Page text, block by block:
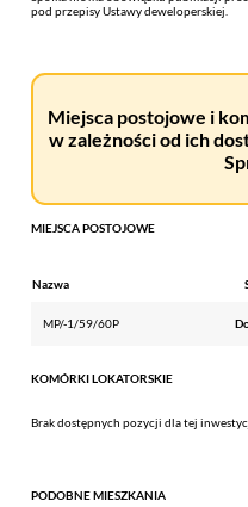
pod przepisy Ustawy deweloperskiej.
Miejsca postojowe i
w zależności od ich
MIEJSCA POSTOJOWE
Nazwa
MP/-1/59/60P
KOMÓRKI LOKATORSKIE
Brak dostępnych pozycji dla tej
PODOBNE MIESZKANIA